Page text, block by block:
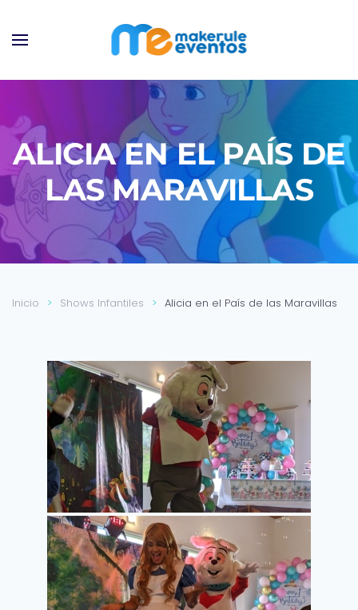
Ir al contenido principal
ALICIA EN EL PAÍS DE
LAS MARAVILLAS
Inicio Shows Infantiles Alicia en el País de las Maravillas